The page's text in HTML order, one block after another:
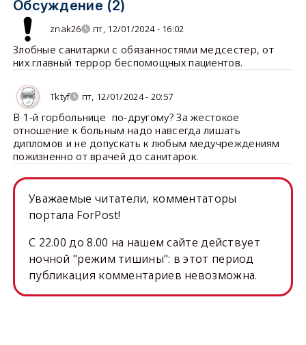
Обсуждение (2)
znak26 пт, 12/01/2024 - 16:02
Злобные санитарки с обязанностями медсестер, от
них главный террор беспомощных пациентов.
Tktyf пт, 12/01/2024 - 20:57
В 1-й горбольнице по-другому? За жестокое
отношение к больным надо навсегда лишать
дипломов и не допускать к любым медучреждениям
пожизненно от врачей до санитарок.
Уважаемые читатели, комментаторы
портала ForPost!
C 22.00 до 8.00 на нашем сайте действует
ночной "режим тишины": в этот период
публикация комментариев невозможна.